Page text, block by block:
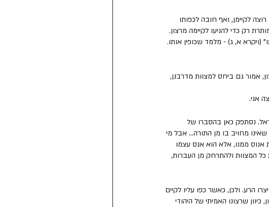
לקיימן, ואף חובה לכפותו
רק כדי להניעו לקיימה מרצון.
(ויקרא א, ג) - מלמד שכופין אותו.
אמור גם ביחס למצוות מדרבנן,
אני.
נסתפק כאן בהסברו של
מחויב בו מן התורה... אבל מי
ממנו, אלא הוא אנס עצמו
כל המצוות ולהתרחק מן העברות,
הרע. ולכן, כאשר כפו עליו לקיים
שרצונו האמיתי של היהודי